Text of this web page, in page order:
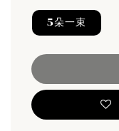
5朵一束